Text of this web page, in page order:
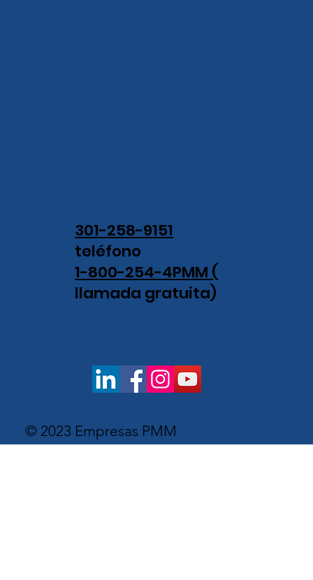
© 2023 Empresas PMM
301-258-9151
teléfono
1-800-254-4PMM (
llamada gratuita)